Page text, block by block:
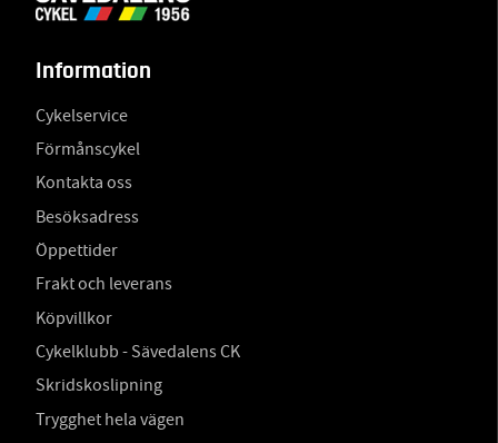
Information
Cykelservice
Förmånscykel
Kontakta oss
Besöksadress
Öppettider
Frakt och leverans
Köpvillkor
Cykelklubb - Sävedalens CK
Skridskoslipning
Trygghet hela vägen